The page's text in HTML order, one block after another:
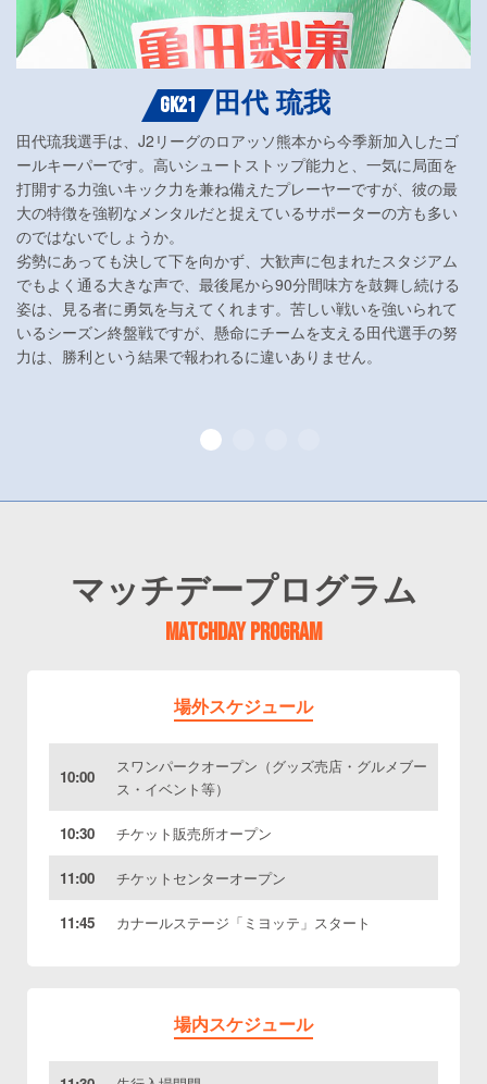
GK21 田代 琉我
田代琉我選手は、J2リーグのロアッソ熊本から今季新加入したゴ
ールキーパーです。高いシュートストップ能力と、一気に局面を
打開する力強いキック力を兼ね備えたプレーヤーですが、彼の最
大の特徴を強靭なメンタルだと捉えているサポーターの方も多い
のではないでしょうか。
劣勢にあっても決して下を向かず、大歓声に包まれたスタジアム
でもよく通る大きな声で、最後尾から90分間味方を鼓舞し続ける
姿は、見る者に勇気を与えてくれます。苦しい戦いを強いられて
いるシーズン終盤戦ですが、懸命にチームを支える田代選手の努
力は、勝利という結果で報われるに違いありません。
マッチデープログラム
MATCHDAY PROGRAM
場外スケジュール
10:00
スワンパークオープン（グッズ売店・グルメブー
ス・イベント等）
10:30 チケット販売所オープン
11:00 チケットセンターオープン
11:45 カナールステージ「ミヨッテ」スタート
場内スケジュール